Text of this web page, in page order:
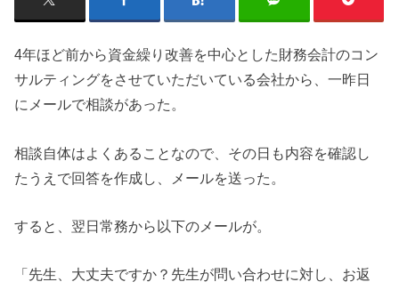
4年ほど前から資金繰り改善を中心とした財務会計のコン
サルティングをさせていただいている会社から、一昨日
にメールで相談があった。
相談自体はよくあることなので、その日も内容を確認し
たうえで回答を作成し、メールを送った。
すると、翌日常務から以下のメールが。
「先生、大丈夫ですか？先生が問い合わせに対し、お返